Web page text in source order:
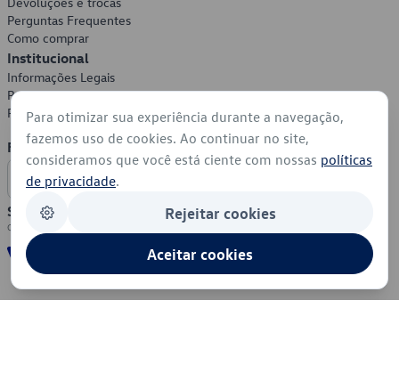
Perguntas Frequentes
Como comprar
Institucional
Informações Legais
Política de Privacidade
Política de Cookies
Formas de Pagamento
Segurança
Para otimizar sua experiência durante a navegação,
fazemos uso de cookies. Ao continuar no site,
consideramos que você está ciente com nossas políticas
de privacidade.
Rejeitar cookies
Aceitar cookies